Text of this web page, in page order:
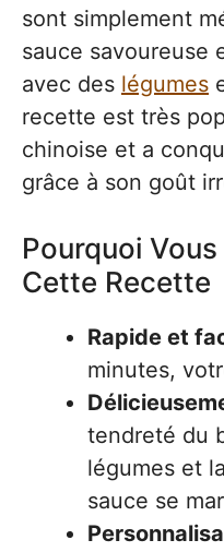
sont simplement
sauce savoureuse
avec des légumes
recette est très
chinoise et a
grâce à son goût
Pourquoi
Cette Recette
Rapide et
minutes,
tendreté du
légumes et
sauce se